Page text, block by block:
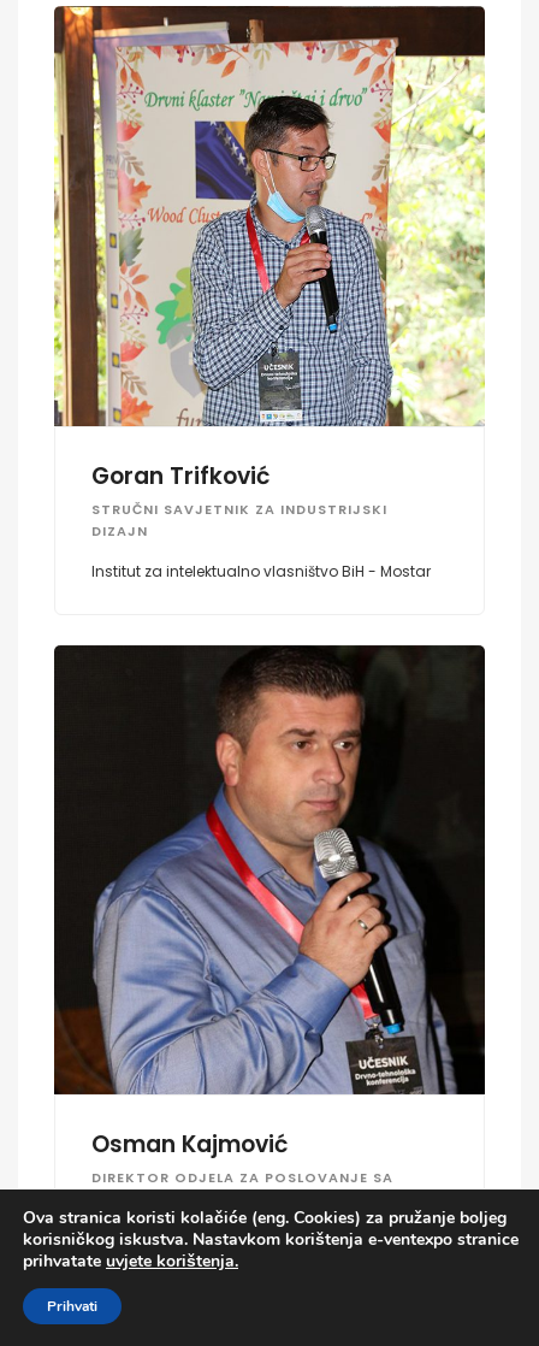
Goran Trifković
STRUČNI SAVJETNIK ZA INDUSTRIJSKI
DIZAJN
Institut za intelektualno vlasništvo BiH - Mostar
Osman Kajmović
DIREKTOR ODJELA ZA POSLOVANJE SA
"ProCredit Bank"
Ova stranica koristi kolačiće (eng. Cookies) za pružanje boljeg
korisničkog iskustva. Nastavkom korištenja e-ventexpo stranice
prihvatate uvjete korištenja.
Prihvati